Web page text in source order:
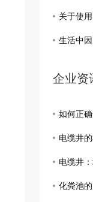
企业资
电缆井